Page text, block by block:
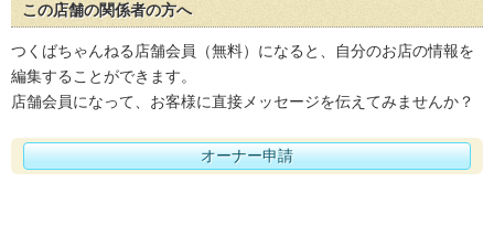
この店舗の関係者の方へ
つくばちゃんねる店舗会員（無料）になると、自分のお店の情報を
編集することができます。
店舗会員になって、お客様に直接メッセージを伝えてみませんか？
オーナー申請